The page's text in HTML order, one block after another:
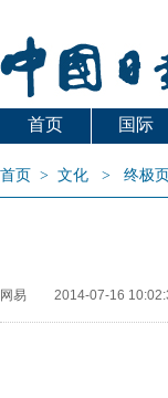
首页 国际
首页 > 文化 > 终极
网易 2014-07-16